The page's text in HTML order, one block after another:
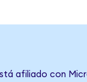
afiliado con